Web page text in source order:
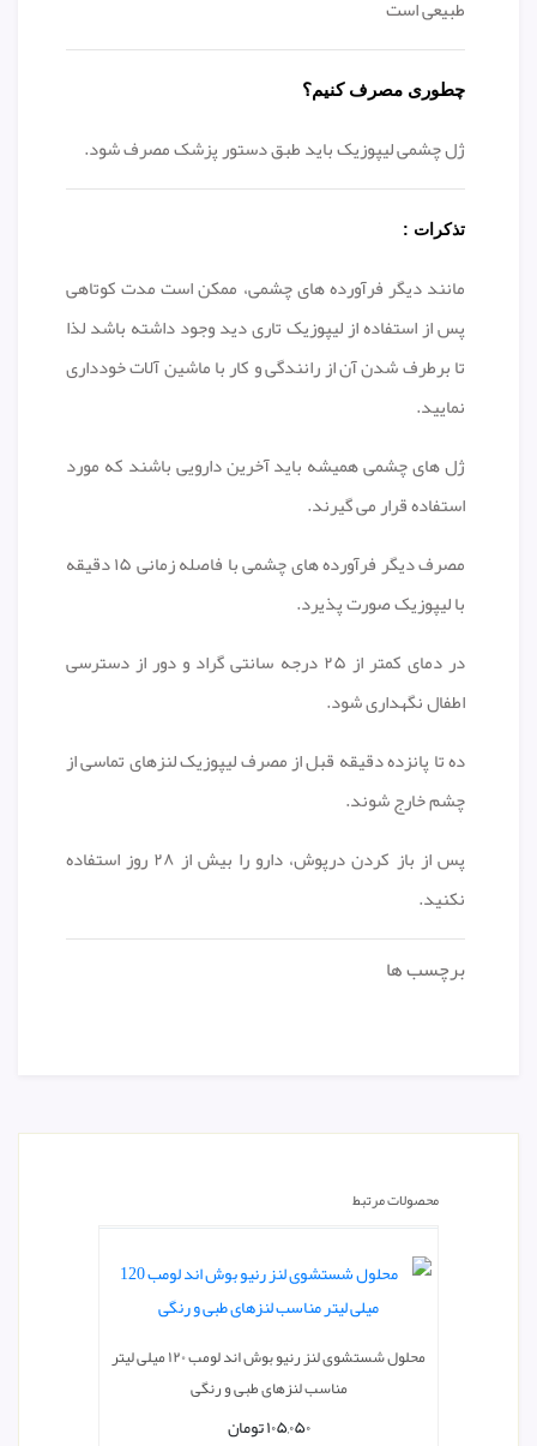
طبیعی است
چطوری مصرف کنیم؟
ژل چشمی لیپوزیک باید طبق دستور پزشک مصرف شود.
تذکرات :
مانند دیگر فرآورده های چشمی، ممکن است مدت کوتاهی
پس از استفاده از لیپوزیک تاری دید وجود داشته باشد لذا
تا برطرف شدن آن از رانندگی و کار با ماشین آلات خودداری
نمایید.
ژل های چشمی همیشه باید آخرین دارویی باشند که مورد
استفاده قرار می گیرند.
مصرف دیگر فرآورده های چشمی با فاصله زمانی ۱۵ دقیقه
با لیپوزیک صورت پذیرد.
در دمای کمتر از ۲۵ درجه سانتی گراد و دور از دسترسی
اطفال نگهداری شود.
ده تا پانزده دقیقه قبل از مصرف لیپوزیک لنزهای تماسی از
چشم خارج شوند.
پس از باز کردن درپوش، دارو را بیش از ۲۸ روز استفاده
نکنید.
برچسب ها
محصولات مرتبط
محلول شستشوی لنز رنیو بوش اند لومب ۱۲۰ میلی لیتر
مناسب لنزهای طبی و رنگی
۱۰۵,۰۵۰تومان